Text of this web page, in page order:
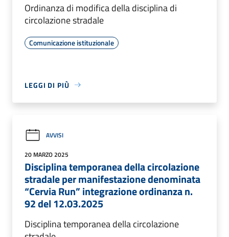
Ordinanza di modifica della disciplina di
circolazione stradale
Comunicazione istituzionale
LEGGI DI PIÙ
AVVISI
20 MARZO 2025
Disciplina temporanea della circolazione
stradale per manifestazione denominata
“Cervia Run” integrazione ordinanza n.
92 del 12.03.2025
Disciplina temporanea della circolazione